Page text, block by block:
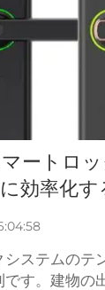
ートロ
効率化す
システムのテ
す。建物の